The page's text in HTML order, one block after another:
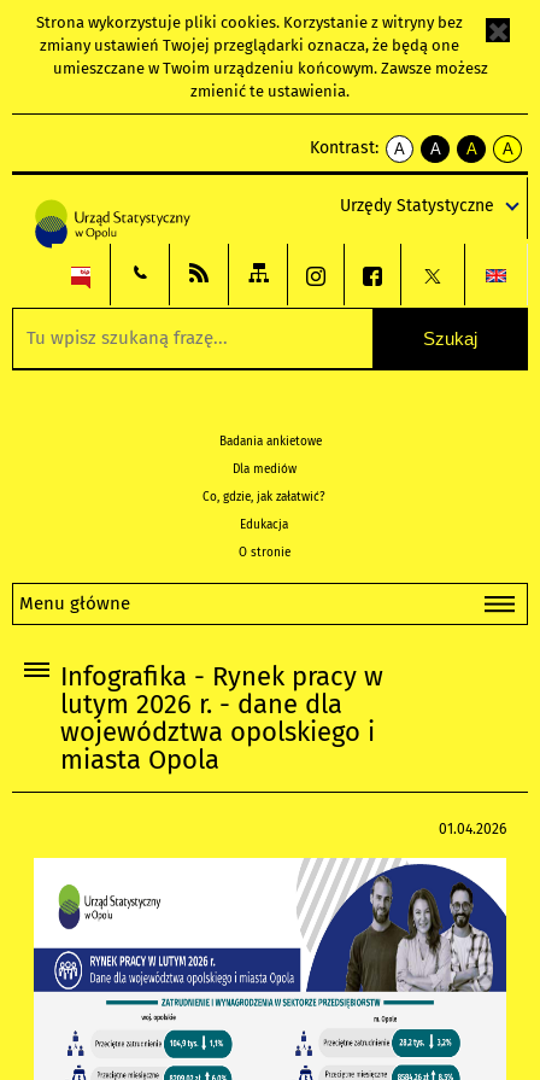
Strona wykorzystuje pliki cookies. Korzystanie z witryny bez
zmiany ustawień Twojej przeglądarki oznacza, że będą one
umieszczane w Twoim urządzeniu końcowym. Zawsze możesz
zmienić te ustawienia.
Kontrast:
A
kontrast
A
kontrast
tekst
czarnym
A
kontrast
tekst
czarnym
A
tekst
żółtym
Urzędy Statystyczne
Badania ankietowe
Dla mediów
Co, gdzie, jak załatwić?
Edukacja
O stronie
Menu główne
Infografika - Rynek pracy w
lutym 2026 r. - dane dla
województwa opolskiego i
miasta Opola
01.04.2026